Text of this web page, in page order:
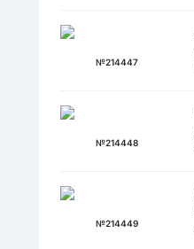
№214447
№214448
№214449